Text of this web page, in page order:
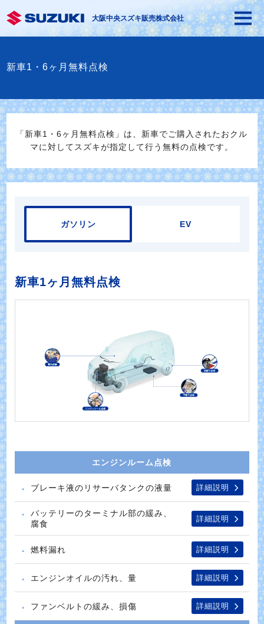
大阪中央スズキ販売株式会社
新車1・6ヶ月無料点検
「新車1・6ヶ月無料点検」は、新車でご購入されたおクル
マに対してスズキが指定して行う無料の点検です。
ガソリン EV
新車1ヶ月無料点検
エンジンルーム点検
ブレーキ液のリサーバタンクの液量 詳細説明
バッテリーのターミナル部の緩み、
腐食
詳細説明
燃料漏れ 詳細説明
エンジンオイルの汚れ、量 詳細説明
ファンベルトの緩み、損傷 詳細説明